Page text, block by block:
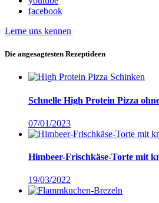
facebook
Lerne uns kennen
Die angesagtesten Rezeptideen
Schnelle High Protein Pizza
07/01/2023
Himbeer-Frischkäse-Torte mit
19/03/2022